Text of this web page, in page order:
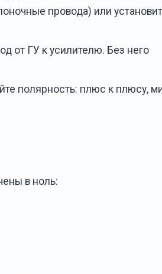
провода) или
от ГУ к усилителю. Без него
полярность: плюс к плюсу,
в ноль: